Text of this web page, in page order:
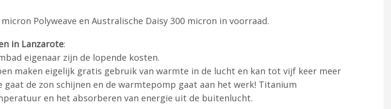
Polyweave en Australische Daisy 300 micron in voorraad.
in Lanzarote:
eigenaar zijn de lopende kosten.
maken eigelijk gratis gebruik van warmte in de lucht en kan tot vijf keer meer
de zon schijnen en de warmtepomp gaat aan het werk! Titanium
en het absorberen van energie uit de buitenlucht.